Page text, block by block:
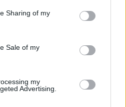
behaviour. You may click to
and its third-party tags to
purposes in below Google
Sharing of my
Sale of my
my
Advertising.